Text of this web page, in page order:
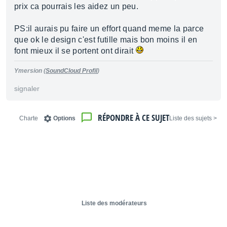
prix ca pourrais les aidez un peu.
PS:il aurais pu faire un effort quand meme la parce
que ok le design c'est futille mais bon moins il en
font mieux il se portent ont dirait
Ymersion (SoundCloud Profil)
signaler
< Liste des sujets
RÉPONDRE À CE SUJET
Options
Charte
Liste des modérateurs